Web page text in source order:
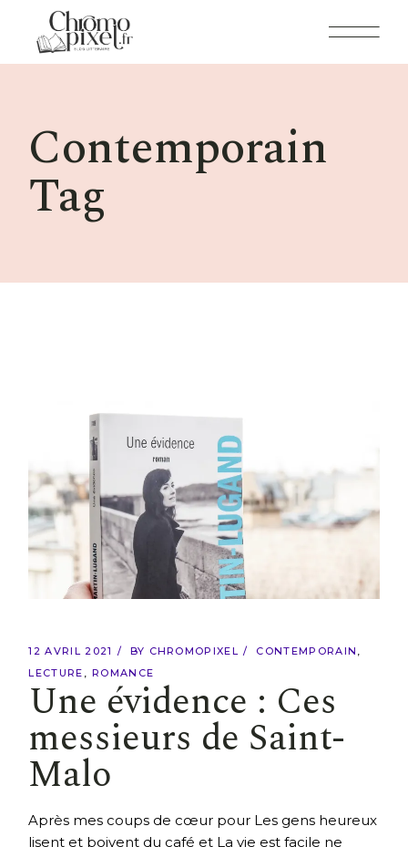
content
Contemporain
Tag
12 AVRIL 2021 BY CHROMOPIXEL
CONTEMPORAIN
LECTURE
ROMANCE
Une évidence : Ces
messieurs de Saint-
Malo
Après mes coups de cœur pour Les gens heureux
lisent et boivent du café et La vie est facile ne